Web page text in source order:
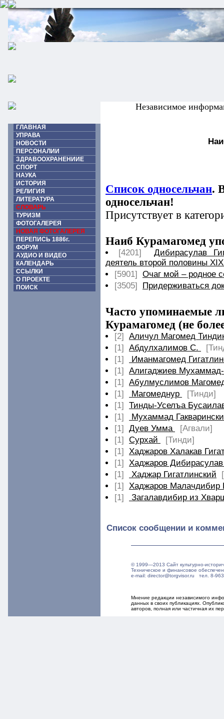
Независимое
ГЛАВНАЯ
УПРАВА
НОВОСТИ
ПЕРСОНАЛИИ
ЗДРАВООХРАНЕНИИЕ
СПОРТ
НАУКА
ИСТОРИЯ
РЕЛИГИЯ
ЛИТЕРАТУРА
СЛОВАРЬ
ТУРИЗМ
ФОТОГАЛЕРЕЯ
НОВАЯ ФОТОГАЛЕРЕЯ
ПЕРЕПИСЬ 1886г.
ФОРУМ
АУДИО И ВИДЕО
КАЛЕНДАРЬ
ССЫЛКИ
О ПРОЕКТЕ
ПОИСК
Список односельчан.
односельчан!
Присутствует в
Наиб Курамагомед
[4201]
Дибирасулав
деятель второй половины
[5901] Очаг мой – родное
[3505]
Придерживаться
Часто упоминаемые
Курамагомед (не
[2] Аличул Магомед
[1] Абдулхалимов С.
[1]
Иманмагомед
[1] Алигаджиев
[1] Абулмуслимов
[1]
Магомеднур
[Тинди]
[1] Тинды-Уселъа
[1]
Мухаммад
[1] Дуев Умма
[Агвали]
[1] Сурхай
[Тинди]
[1] Хаджаров Халакав
[1] Хаджаров Дибирасулав
[1]
Хаджар Гигатлинский
[1] Хаджаров Малачдибир
[1]
Загалавдибир из
Список сообщении и
© 1999—2013 Сайт культурно-
Техническое и финансовое
e-mail: director@torgvisor.ru тел. 8-
Мнение редакции независимого
данных в своих публикациях.
авторов, полная или частичная их